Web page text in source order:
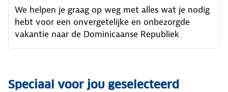
We helpen je graag op weg met alles wat je nodig
hebt voor een onvergetelijke en onbezorgde
vakantie naar de Dominicaanse Republiek
Speciaal voor jou geselecteerd